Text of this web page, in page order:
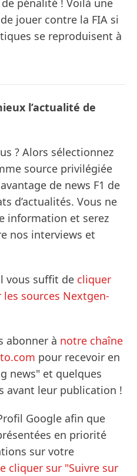
pénalité ! Voilà une
jouer contre la FIA si
se reproduisent à
l’actualité de
? Alors sélectionnez
source privilégiée
de news F1 de
d’actualités. Vous ne
information et serez
nos interviews et
vous suffit de cliquer
sources Nextgen-
abonner à notre chaîne
pour recevoir en
news" et quelques
avant leur publication !
Google afin que
en priorité
sur votre
cliquer sur "Suivre sur